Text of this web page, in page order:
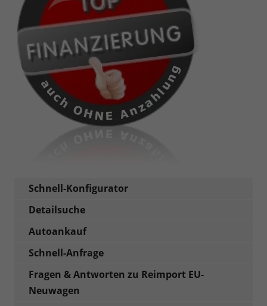
Schnell-Konfigurator
Detailsuche
Autoankauf
Schnell-Anfrage
Fragen & Antworten zu Reimport EU-
Neuwagen